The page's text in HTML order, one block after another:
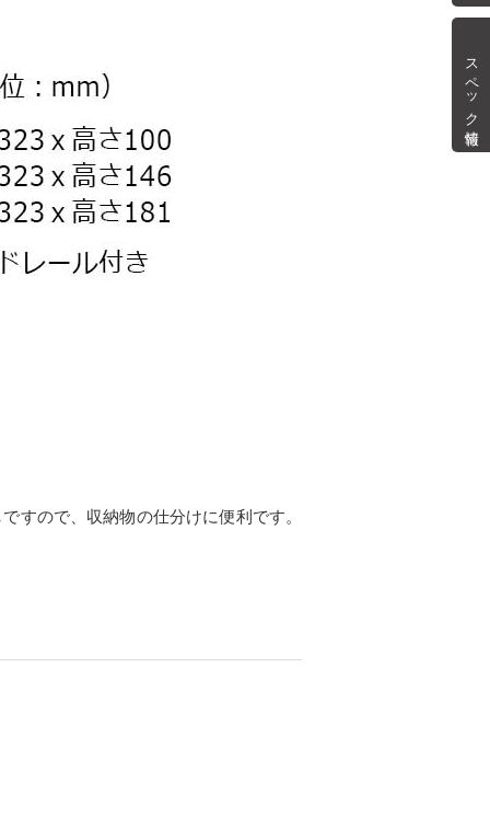
スペック情報
すので、収納物の仕分けに便利です。